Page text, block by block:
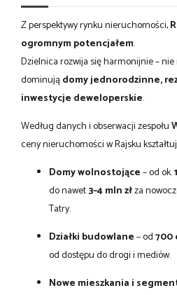
Z perspektywy rynku nieruchomości,
ogromnym potencjałem.
Dzielnica rozwija się harmonijnie –
dominujądomy jednorodzinne,
inwestycje deweloperskie.
Według danych i obserwacji zespołu
ceny nieruchomości w Rajsku
Domy wolnostojące– od ok.
do nawet3–4 mln złza
Tatry.
Działki budowlane– od700
od dostępu do drogi i mediów.
Nowe mieszkania i